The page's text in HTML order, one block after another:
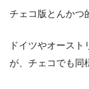
チェコ版とんかつ
ドイツやオース
が、チェコでも同